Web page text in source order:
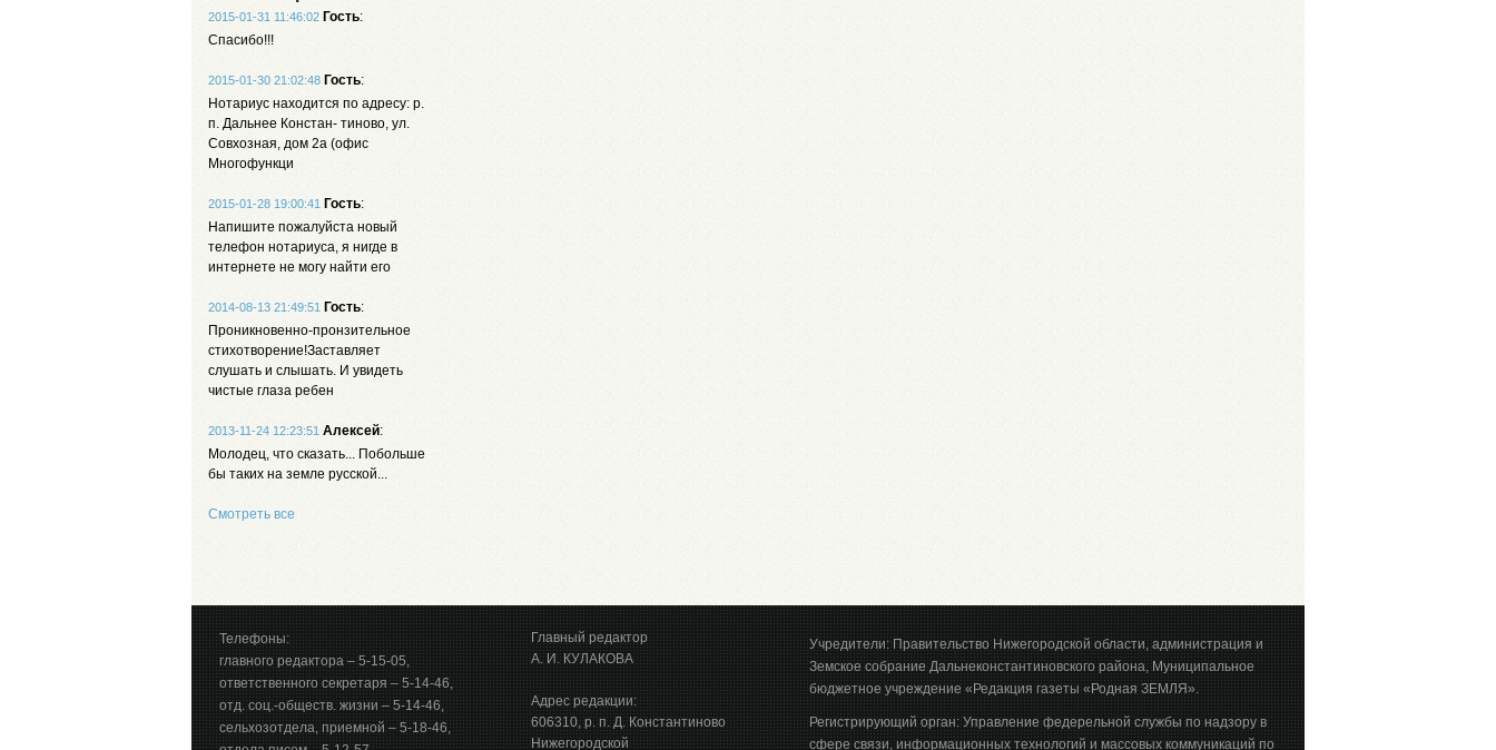
2015-01-31 11:46:02 Гость:
Спасибо!!!
2015-01-30 21:02:48 Гость:
Нотариус находится по адресу: р.
п. Дальнее Констан- тиново, ул.
Совхозная, дом 2а (офис
Многофункци
2015-01-28 19:00:41 Гость:
Напишите пожалуйста новый
телефон нотариуса, я нигде в
интернете не могу найти его
2014-08-13 21:49:51 Гость:
Проникновенно-пронзительное
стихотворение!Заставляет
слушать и слышать. И увидеть
чистые глаза ребен
2013-11-24 12:23:51 Алексей:
Молодец, что сказать... Побольше
бы таких на земле русской...
Смотреть все
Телефоны:
главного редактора – 5-15-05,
ответственного секретаря – 5-14-46,
отд. соц.-обществ. жизни – 5-14-46,
сельхозотдела, приемной – 5-18-46,
Главный редактор
А. И. КУЛАКОВА
Адрес редакции:
606310, р. п. Д. Константиново
Нижегородской
Учредители: Правительство Нижегородской области, администрация и
Земское собрание Дальнеконстантиновского района, Муниципальное
бюджетное учреждение «Редакция газеты «Родная ЗЕМЛЯ».
Регистрирующий орган: Управление федерельной службы по надзору в
сфере связи, информационных технологий и массовых коммуникаций по